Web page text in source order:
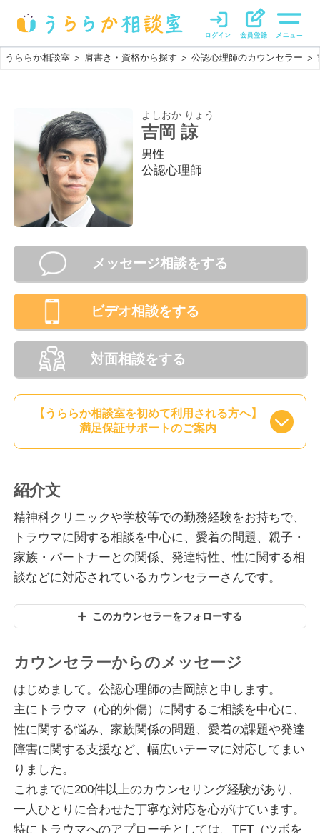
うららか相談室 > 肩書き・資格から探す > 公認心理師のカウンセラー >
よしおか りょう
吉岡 諒
男性
公認心理師
メッセージ相談をする
ビデオ相談をする
対面相談をする
【うららか相談室を初めて利用される方へ】
満足保証サポートのご案内
紹介文
精神科クリニックや学校等での勤務経験をお持ちで、
トラウマに関する相談を中心に、愛着の問題、親子・
家族・パートナーとの関係、発達特性、性に関する相
談などに対応されているカウンセラーさんです。
このカウンセラーをフォローする
カウンセラーからのメッセージ
はじめまして。公認心理師の吉岡諒と申します。
主にトラウマ（心的外傷）に関するご相談を中心に、
性に関する悩み、家族関係の問題、愛着の課題や発達
障害に関する支援など、幅広いテーマに対応してまい
りました。
これまでに200件以上のカウンセリング経験があり、
一人ひとりに合わせた丁寧な対応を心がけています。
特にトラウマへのアプローチとしては、TFT（ツボを